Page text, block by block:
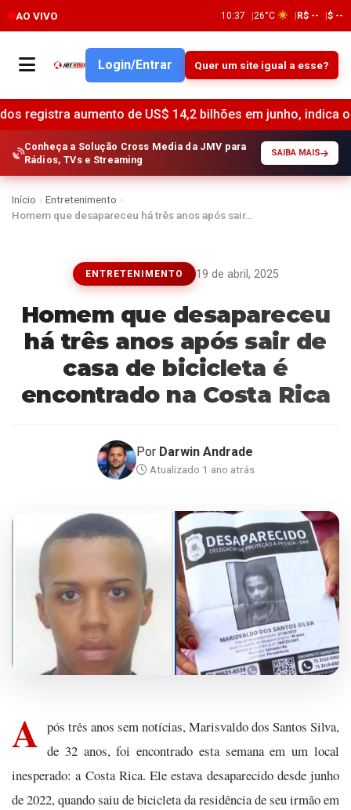
AO VIVO 10:37 26°C R$ -- $ --
Login/Entrar Quer um site igual a esse?
de US$ 14,2 bilhões em junho, indica o Federal
Conheça a Solução Cross Media da JMV para
Rádios, TVs e Streaming
SAIBA MAIS
Início › Entretenimento ›
Homem que desapareceu há três anos após sair…
ENTRETENIMENTO 19 de abril, 2025
Homem que desapareceu
há três anos após sair de
casa de bicicleta é
encontrado na Costa Rica
Por Darwin Andrade
Atualizado 1 ano atrás
A pós três anos sem notícias, Marisvaldo dos Santos Silva,
de 32 anos, foi encontrado esta semana em um local
inesperado: a Costa Rica. Ele estava desaparecido desde junho
de 2022, quando saiu de bicicleta da residência de seu irmão em